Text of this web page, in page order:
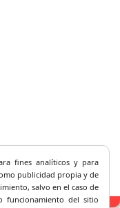
fines analíticos y para
publicidad propia y de
salvo en el caso de
funcionamiento del sitio